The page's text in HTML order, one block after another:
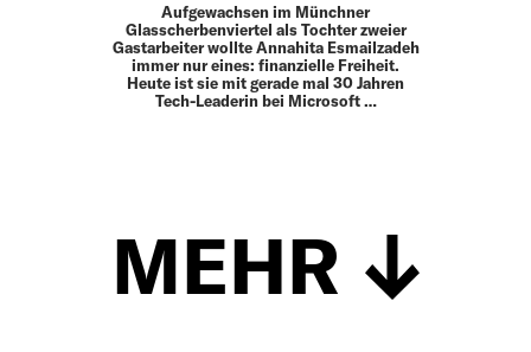
Aufgewachsen im Münchner
Glasscherbenviertel als Tochter zweier
Gastarbeiter wollte Annahita Esmailzadeh
immer nur eines: finanzielle Freiheit.
Heute ist sie mit gerade mal 30 Jahren
Tech-Leaderin bei Microsoft …
MEHR